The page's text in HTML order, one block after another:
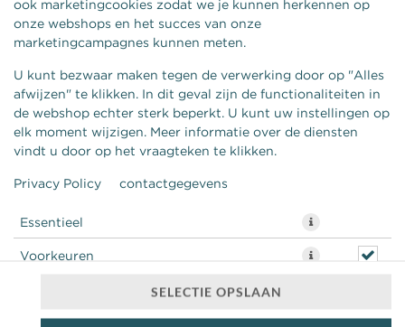
ook marketingcookies zodat we je kunnen herkennen op
onze webshops en het succes van onze
marketingcampagnes kunnen meten.
U kunt bezwaar maken tegen de verwerking door op "Alles
afwijzen" te klikken. In dit geval zijn de functionaliteiten in
de webshop echter sterk beperkt. U kunt uw instellingen op
elk moment wijzigen. Meer informatie over de diensten
vindt u door op het vraagteken te klikken.
Privacy Policy contactgegevens
Essentieel
Voorkeuren
SELECTIE OPSLAAN
BROADJE BEENHAM GEZOND